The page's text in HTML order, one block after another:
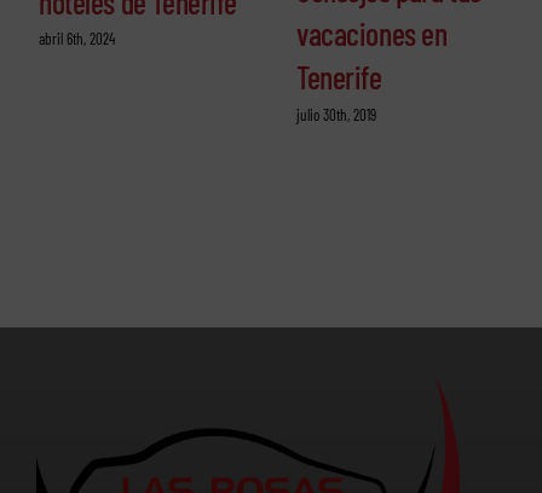
abril 6th, 2024
vacaciones en
Tenerife
julio 30th, 2019